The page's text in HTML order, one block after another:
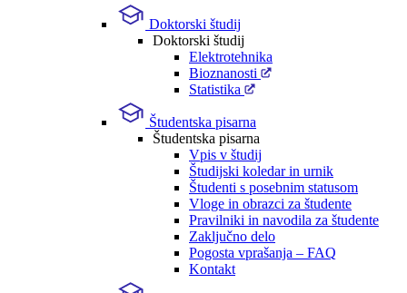
Doktorski študij
Doktorski študij
Elektrotehnika
Bioznanosti
Statistika
Študentska pisarna
Študentska pisarna
Vpis v študij
Študijski koledar in urnik
Študenti s posebnim statusom
Vloge in obrazci za študente
Pravilniki in navodila za študente
Zaključno delo
Pogosta vprašanja – FAQ
Kontakt